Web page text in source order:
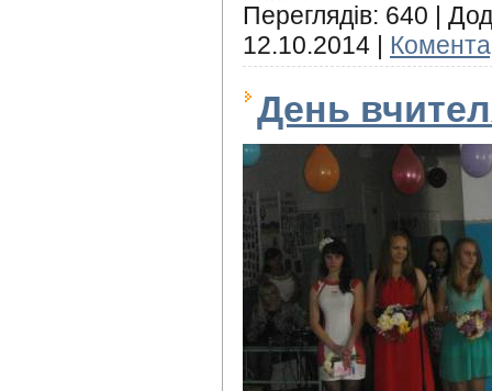
Переглядів: 640
12.10.2014
День